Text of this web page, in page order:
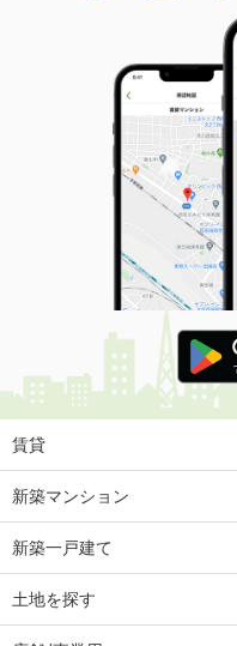
賃貸
新築マンション
新築一戸建て
土地を探す